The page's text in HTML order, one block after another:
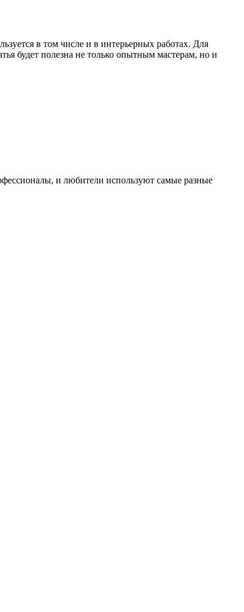
в том числе и в интерьерных работах. Для
будет полезна не только опытным мастерам, но и
и любители используют самые разные